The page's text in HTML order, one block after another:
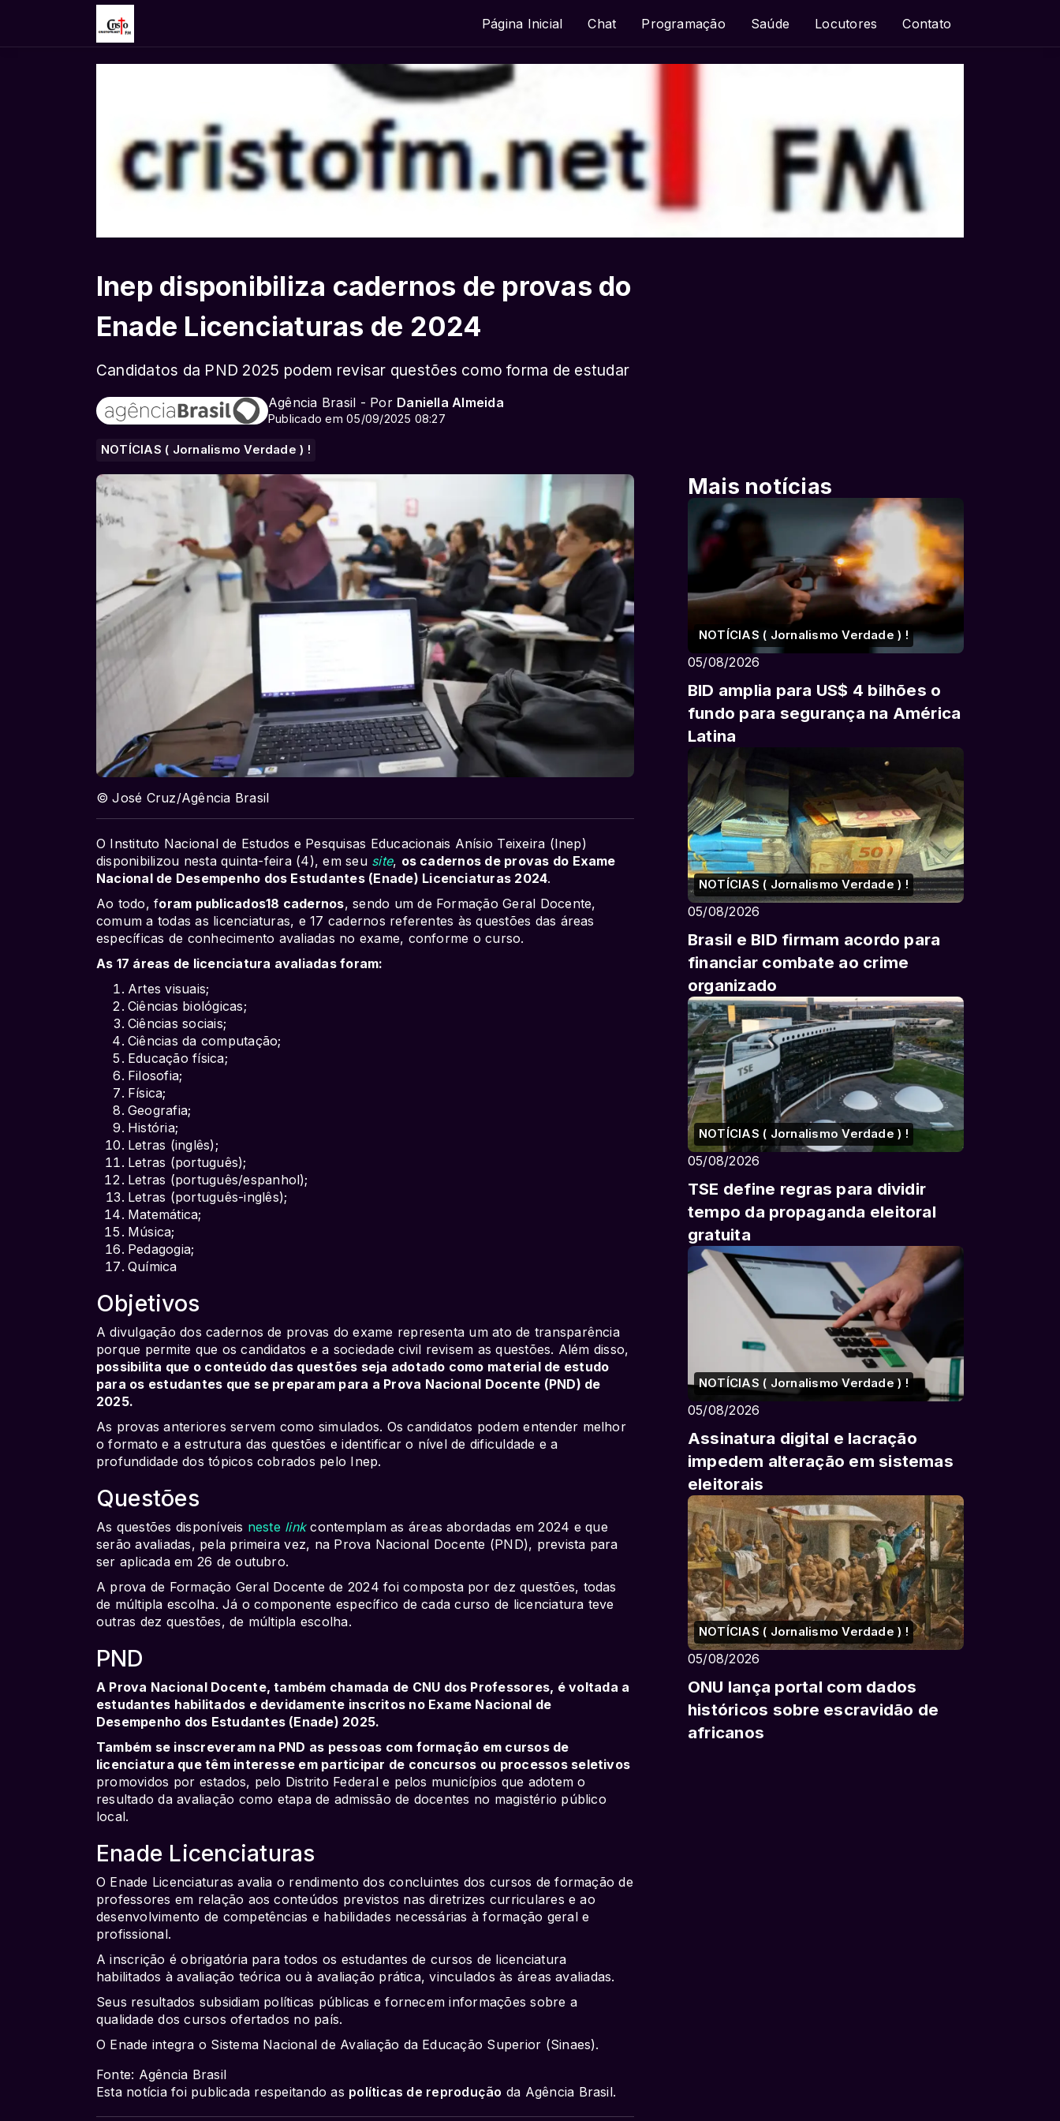
Página Inicial Chat Programação Saúde Locutores Contato
Inep disponibiliza cadernos de provas do
Enade Licenciaturas de 2024
Candidatos da PND 2025 podem revisar questões como forma de estudar
Agência Brasil - Por Daniella Almeida
Publicado em 05/09/2025 08:27
NOTÍCIAS ( Jornalismo Verdade ) !
© José Cruz/Agência Brasil
O Instituto Nacional de Estudos e Pesquisas Educacionais Anísio Teixeira (Inep)
disponibilizou nesta quinta-feira (4), em seu site, os cadernos de provas do Exame
Nacional de Desempenho dos Estudantes (Enade) Licenciaturas 2024.
Ao todo, foram publicados18 cadernos, sendo um de Formação Geral Docente,
comum a todas as licenciaturas, e 17 cadernos referentes às questões das áreas
específicas de conhecimento avaliadas no exame, conforme o curso.
As 17 áreas de licenciatura avaliadas foram:
Artes visuais;
Ciências biológicas;
Ciências sociais;
Ciências da computação;
Educação física;
Filosofia;
Física;
Geografia;
História;
Letras (inglês);
Letras (português);
Letras (português/espanhol);
Letras (português-inglês);
Matemática;
Música;
Pedagogia;
Química
Objetivos
A divulgação dos cadernos de provas do exame representa um ato de transparência
porque permite que os candidatos e a sociedade civil revisem as questões. Além disso,
possibilita que o conteúdo das questões seja adotado como material de estudo
para os estudantes que se preparam para a Prova Nacional Docente (PND) de
2025.
As provas anteriores servem como simulados. Os candidatos podem entender melhor
o formato e a estrutura das questões e identificar o nível de dificuldade e a
profundidade dos tópicos cobrados pelo Inep.
Questões
As questões disponíveis neste linkcontemplam as áreas abordadas em 2024 e que
serão avaliadas, pela primeira vez, na Prova Nacional Docente (PND), prevista para
ser aplicada em 26 de outubro.
A prova de Formação Geral Docente de 2024 foi composta por dez questões, todas
de múltipla escolha. Já o componente específico de cada curso de licenciatura teve
outras dez questões, de múltipla escolha.
PND
A Prova Nacional Docente, também chamada de CNU dos Professores, é voltada a
estudantes habilitados e devidamente inscritos no Exame Nacional de
Desempenho dos Estudantes (Enade) 2025.
Também se inscreveram na PND as pessoas com formação em cursos de
licenciatura que têm interesse em participar de concursos ou processos seletivos
promovidos por estados, pelo Distrito Federal e pelos municípios que adotem o
resultado da avaliação como etapa de admissão de docentes no magistério público
local.
Enade Licenciaturas
O Enade Licenciaturas avalia o rendimento dos concluintes dos cursos de formação de
professores em relação aos conteúdos previstos nas diretrizes curriculares e ao
desenvolvimento de competências e habilidades necessárias à formação geral e
profissional.
A inscrição é obrigatória para todos os estudantes de cursos de licenciatura
habilitados à avaliação teórica ou à avaliação prática, vinculados às áreas avaliadas.
Seus resultados subsidiam políticas públicas e fornecem informações sobre a
qualidade dos cursos ofertados no país.
O Enade integra o Sistema Nacional de Avaliação da Educação Superior (Sinaes).
Fonte: Agência Brasil
Esta notícia foi publicada respeitando as políticas de reprodução da Agência Brasil.
Mais notícias
NOTÍCIAS ( Jornalismo Verdade ) !
05/08/2026
BID amplia para US$ 4 bilhões o
fundo para segurança na América
Latina
NOTÍCIAS ( Jornalismo Verdade ) !
05/08/2026
Brasil e BID firmam acordo para
financiar combate ao crime
organizado
NOTÍCIAS ( Jornalismo Verdade ) !
05/08/2026
TSE define regras para dividir
tempo da propaganda eleitoral
gratuita
NOTÍCIAS ( Jornalismo Verdade ) !
05/08/2026
Assinatura digital e lacração
impedem alteração em sistemas
eleitorais
NOTÍCIAS ( Jornalismo Verdade ) !
05/08/2026
ONU lança portal com dados
históricos sobre escravidão de
africanos